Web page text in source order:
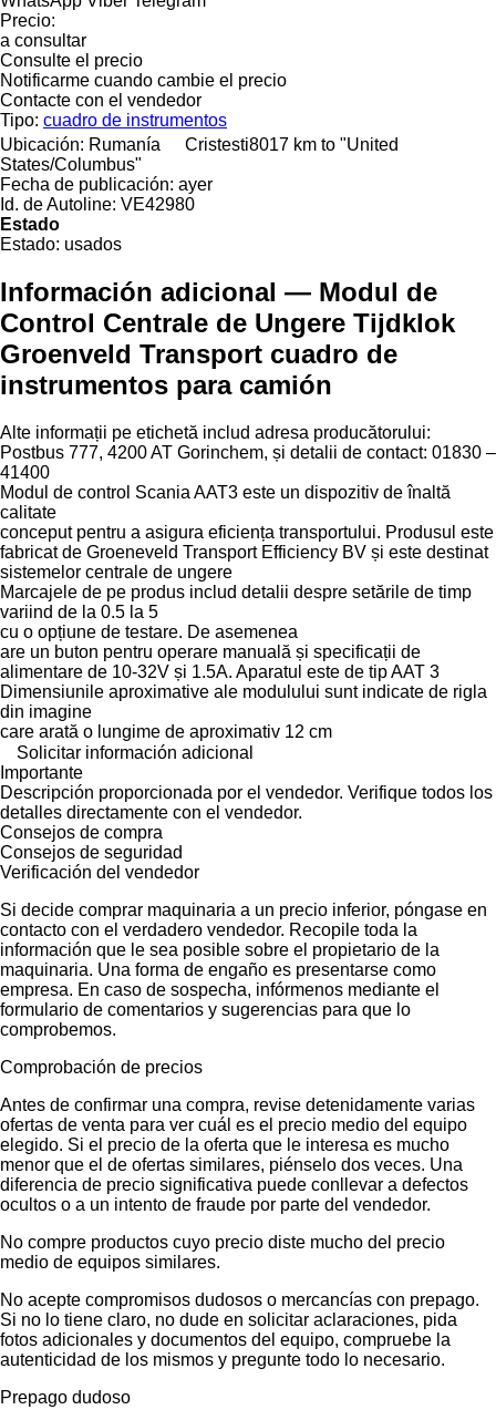
Precio:
a consultar
Consulte el precio
Notificarme cuando cambie el precio
Contacte con el vendedor
Tipo: cuadro de instrumentos
Ubicación: Rumanía Cristesti8017 km to "United
States/Columbus"
Fecha de publicación: ayer
Id. de Autoline: VE42980
Estado
Estado: usados
Información adicional — Modul de
Control Centrale de Ungere Tijdklok
Groenveld Transport cuadro de
instrumentos para camión
Alte informații pe etichetă includ adresa producătorului:
Postbus 777, 4200 AT Gorinchem, și detalii de contact: 01830 –
41400
Modul de control Scania AAT3 este un dispozitiv de înaltă
calitate
conceput pentru a asigura eficiența transportului. Produsul este
fabricat de Groeneveld Transport Efficiency BV și este destinat
sistemelor centrale de ungere
Marcajele de pe produs includ detalii despre setările de timp
variind de la 0.5 la 5
cu o opțiune de testare. De asemenea
are un buton pentru operare manuală și specificații de
alimentare de 10-32V și 1.5A. Aparatul este de tip AAT 3
Dimensiunile aproximative ale modulului sunt indicate de rigla
din imagine
care arată o lungime de aproximativ 12 cm
Solicitar información adicional
Importante
Descripción proporcionada por el vendedor. Verifique todos los
detalles directamente con el vendedor.
Consejos de compra
Consejos de seguridad
Verificación del vendedor
Si decide comprar maquinaria a un precio inferior, póngase en
contacto con el verdadero vendedor. Recopile toda la
información que le sea posible sobre el propietario de la
maquinaria. Una forma de engaño es presentarse como
empresa. En caso de sospecha, infórmenos mediante el
formulario de comentarios y sugerencias para que lo
comprobemos.
Comprobación de precios
Antes de confirmar una compra, revise detenidamente varias
ofertas de venta para ver cuál es el precio medio del equipo
elegido. Si el precio de la oferta que le interesa es mucho
menor que el de ofertas similares, piénselo dos veces. Una
diferencia de precio significativa puede conllevar a defectos
ocultos o a un intento de fraude por parte del vendedor.
No compre productos cuyo precio diste mucho del precio
medio de equipos similares.
No acepte compromisos dudosos o mercancías con prepago.
Si no lo tiene claro, no dude en solicitar aclaraciones, pida
fotos adicionales y documentos del equipo, compruebe la
autenticidad de los mismos y pregunte todo lo necesario.
Prepago dudoso